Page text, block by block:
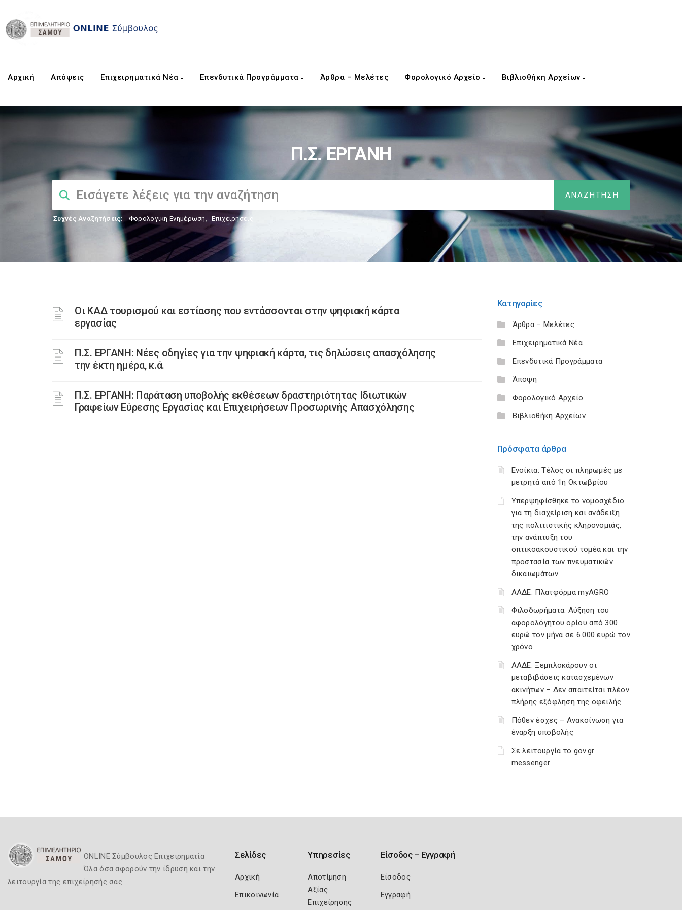
Αρχική Aπόψεις Επιχειρηματικά Νέα Επενδυτικά Προγράμματα Άρθρα – Μελέτες Φορολογικό Αρχείο Βιβλιοθήκη Αρχείων
Π.Σ. ΕΡΓΑΝΗ
Συχνές Αναζητήσεις: Φορολογικη Ενημέρωση, Επιχειρήσεις
Οι ΚΑΔ τουρισμού και εστίασης που εντάσσονται στην ψηφιακή κάρτα
εργασίας
Π.Σ. ΕΡΓΑΝΗ: Νέες οδηγίες για την ψηφιακή κάρτα, τις δηλώσεις απασχόλησης
την έκτη ημέρα, κ.ά.
Π.Σ. ΕΡΓΑΝΗ: Παράταση υποβολής εκθέσεων δραστηριότητας Ιδιωτικών
Γραφείων Εύρεσης Εργασίας και Επιχειρήσεων Προσωρινής Απασχόλησης
Κατηγορίες
Άρθρα – Μελέτες
Επιχειρηματικά Νέα
Επενδυτικά Προγράμματα
Άποψη
Φορολογικό Αρχείο
Βιβλιοθήκη Αρχείων
Πρόσφατα άρθρα
Ενοίκια: Τέλος οι πληρωμές με
μετρητά από 1η Οκτωβρίου
Υπερψηφίσθηκε το νομοσχέδιο
για τη διαχείριση και ανάδειξη
της πολιτιστικής κληρονομιάς,
την ανάπτυξη του
οπτικοακουστικού τομέα και την
προστασία των πνευματικών
δικαιωμάτων
ΑΑΔΕ: Πλατφόρμα myAGRO
Φιλοδωρήματα: Αύξηση του
αφορολόγητου ορίου από 300
ευρώ τον μήνα σε 6.000 ευρώ τον
χρόνο
ΑΑΔΕ: Ξεμπλοκάρουν οι
μεταβιβάσεις κατασχεμένων
ακινήτων – Δεν απαιτείται πλέον
πλήρης εξόφληση της οφειλής
Πόθεν έσχες – Ανακοίνωση για
έναρξη υποβολής
Σε λειτουργία το gov.gr
messenger
ONLINE Σύμβουλος Επιχειρηματία
Όλα όσα αφορούν την ίδρυση και την
λειτουργία της επιχείρησής σας.
Σελίδες
Αρχική
Επικοινωνία
Υπηρεσίες
Αποτίμηση
Αξίας
Επιχείρησης
Είσοδος – Εγγραφή
Είσοδος
Εγγραφή